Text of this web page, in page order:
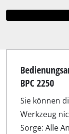
BPC 2250
Sie können
Werkzeug
Sorge: Alle